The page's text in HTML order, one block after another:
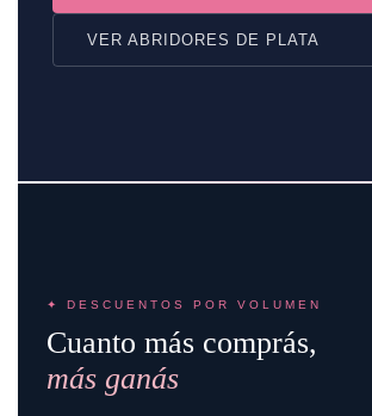
VER ABRIDORES DE PLATA
✦ DESCUENTOS POR VOLUMEN
Cuanto más comprás,
más ganás